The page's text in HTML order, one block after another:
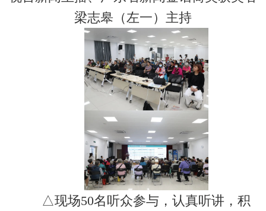
梁志皋（左一）主持
△现场50名听众参与，认真听讲，积